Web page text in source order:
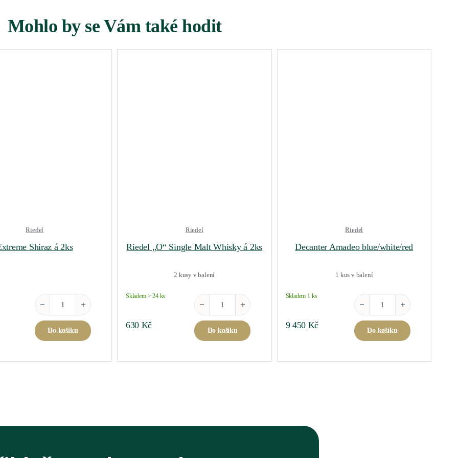
Mohlo by se Vám také hodit
And White množství
Riedel
Shiraz á 2ks
Extreme Shiraz á 2ks množství
Do košíku
Riedel
Riedel „O“ Single Malt Whisky á 2ks
2 kusy v balení
Skladem > 24 ks
630 Kč
Riedel "O" Single Malt Whisky á 2ks množství
Do košíku
Riedel
Decanter Amadeo blue/white/red
1 kus v balení
Skladem 1 ks
9 450 Kč
Decanter Amadeo blue/white/
Do košíku